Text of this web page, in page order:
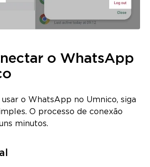
o WhatsApp
usar o WhatsApp no Umnico, siga
O processo de conexão
minutos.